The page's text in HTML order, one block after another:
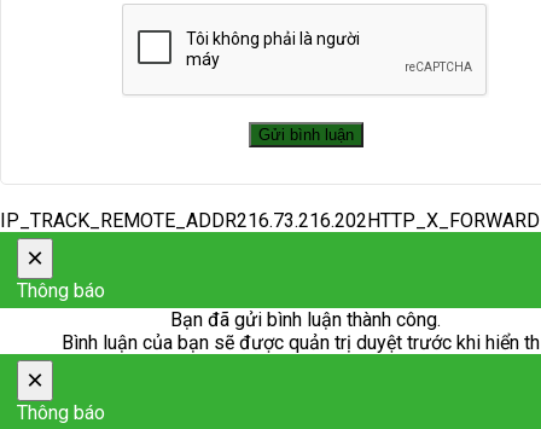
×
Thông báo
Bạn đã gửi bình luận thành công.
Bình luận của bạn sẽ được quản trị duyệt trước khi hiển
×
Thông báo